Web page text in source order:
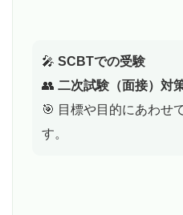
🎤 SCBTでの受験
👥 二次試験（面接）対
🎯 目標や目的にあわせ
す。